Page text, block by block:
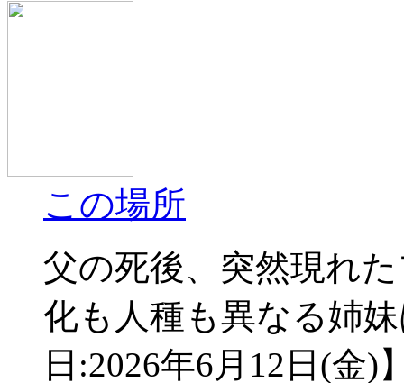
この場所
父の死後、突然現れ
化も人種も異なる姉
日:2026年6月12日(金)